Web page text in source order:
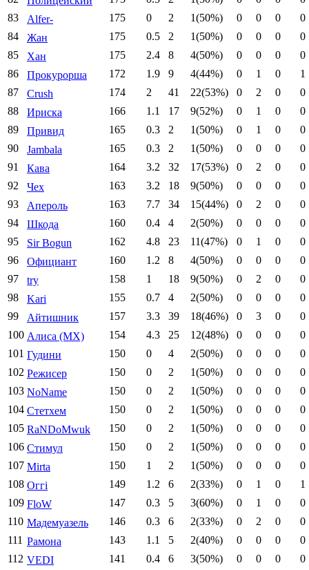
83
Alfer- 175 0 2 1(50%) 0 0 0
0
84
Жан 175 0.5 2 1(50%) 0 0 0
0
85
Хан 175 2.4 8 4(50%) 0 0 0
0
86
Прокурорша 172 1.9 9 4(44%) 0 1 0
1
87
Crush 174 2 41 22(53%) 0 2 0
0
88
Ириска 166 1.1 17 9(52%) 0 1 0
0
89
Привид 165 0.3 2 1(50%) 0 1 0
0
90
Jambala 165 0.3 2 1(50%) 0 0 0
0
91
Кава 164 3.2 32 17(53%) 0 2 0
0
92
Чех 163 3.2 18 9(50%) 0 0 0
0
93
Апероль 163 7.7 34 15(44%) 0 2 0
0
94
Шкода 160 0.4 4 2(50%) 0 0 0
0
95
Sir Bogun 162 4.8 23 11(47%) 0 1 0
0
96
Официант 160 1.2 8 4(50%) 0 0 0
0
97
try 158 1 18 9(50%) 0 2 0
0
98
Kari 155 0.7 4 2(50%) 0 0 0
0
99
Айтишник 157 3.3 39 18(46%) 0 3 0
0
100 Алиса (МХ) 154 4.3 25 12(48%) 0 0 0
0
101 Гудини 150 0 4 2(50%) 0 0 0
0
102 Режисер 150 0 2 1(50%) 0 0 0
0
103 NoName 150 0 2 1(50%) 0 0 0
0
104 Стетхем 150 0 2 1(50%) 0 0 0
0
105 RaNDoMwuk 150 0 2 1(50%) 0 0 0
0
106 Стимул 150 0 2 1(50%) 0 0 0
0
107 Mirta 150 1 2 1(50%) 0 0 0
0
108 Оггі 149 1.2 6 2(33%) 0 1 0
1
109 FloW 147 0.3 5 3(60%) 0 1 0
0
110 Мадемуазель 146 0.3 6 2(33%) 0 2 0
0
111 Рамона 143 1.1 5 2(40%) 0 0 0
0
112 VEDI 141 0.4 6 3(50%) 0 0 0
0